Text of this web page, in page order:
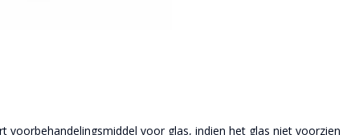
voorbehandelingsmiddel voor glas, indien het glas niet voorzien